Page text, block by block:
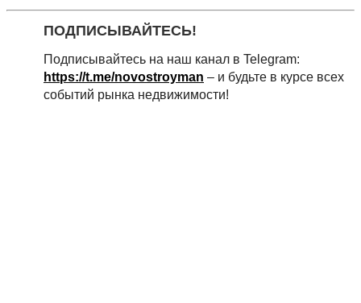
ПОДПИСЫВАЙТЕСЬ!
Подписывайтесь на наш канал в Telegram:
https://t.me/novostroyman – и будьте в курсе всех
событий рынка недвижимости!